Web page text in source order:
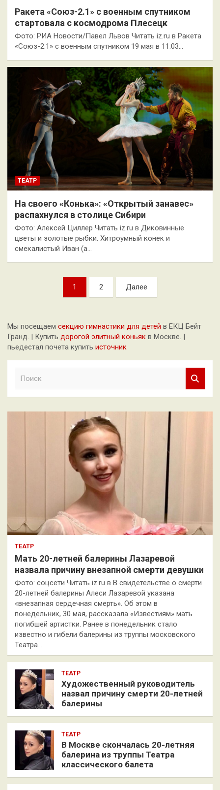
Ракета «Союз-2.1» с военным спутником
стартовала с космодрома Плесецк
Фото: РИА Новости/Павел Львов Читать iz.ru в Ракета
«Союз-2.1» с военным спутником 19 мая в 11:03…
ТЕАТР
На своего «Конька»: «Открытый занавес»
распахнулся в столице Сибири
Фото: Алексей Циллер Читать iz.ru в Диковинные
цветы и золотые рыбки. Хитроумный конек и
смекалистый Иван (а…
1 2 Далее
Мы посещаем секцию гимнастики для детей в ЕКЦ Бейт
Гранд. | Купить дорогой элитный коньяк в Москве. |
пьедестал почета купить источник
к
ТЕАТР
Мать 20-летней балерины Лазаревой
назвала причину внезапной смерти девушки
Фото: соцсети Читать iz.ru в В свидетельстве о смерти
20-летней балерины Алеси Лазаревой указана
«внезапная сердечная смерть». Об этом в
понедельник, 30 мая, рассказала «Известиям» мать
погибшей артистки. Ранее в понедельник стало
известно и гибели балерины из труппы московского
Театра…
ТЕАТР
Художественный руководитель
назвал причину смерти 20-летней
балерины
ТЕАТР
В Москве скончалась 20-летняя
балерина из труппы Театра
классического балета